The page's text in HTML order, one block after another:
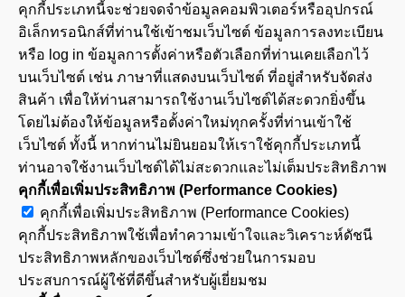
คุกกี้ประเภทนี้จะช่วยจดจำข้อมูลคอมพิวเตอร์หรืออุปกรณ์
อิเล็กทรอนิกส์ที่ท่านใช้เข้าชมเว็บไซต์ ข้อมูลการลงทะเบียน
หรือ log in ข้อมูลการตั้งค่าหรือตัวเลือกที่ท่านเคยเลือกไว้
บนเว็บไซต์ เช่น ภาษาที่แสดงบนเว็บไซต์ ที่อยู่สำหรับจัดส่ง
สินค้า เพื่อให้ท่านสามารถใช้งานเว็บไซต์ได้สะดวกยิ่งขึ้น
โดยไม่ต้องให้ข้อมูลหรือตั้งค่าใหม่ทุกครั้งที่ท่านเข้าใช้
เว็บไซต์ ทั้งนี้ หากท่านไม่ยินยอมให้เราใช้คุกกี้ประเภทนี้
ท่านอาจใช้งานเว็บไซต์ได้ไม่สะดวกและไม่เต็มประสิทธิภาพ
คุกกี้เพื่อเพิ่มประสิทธิภาพ (Performance Cookies)
คุกกี้เพื่อเพิ่มประสิทธิภาพ (Performance Cookies)
คุกกี้ประสิทธิภาพใช้เพื่อทำความเข้าใจและวิเคราะห์ดัชนี
ประสิทธิภาพหลักของเว็บไซต์ซึ่งช่วยในการมอบ
ประสบการณ์ผู้ใช้ที่ดีขึ้นสำหรับผู้เยี่ยมชม